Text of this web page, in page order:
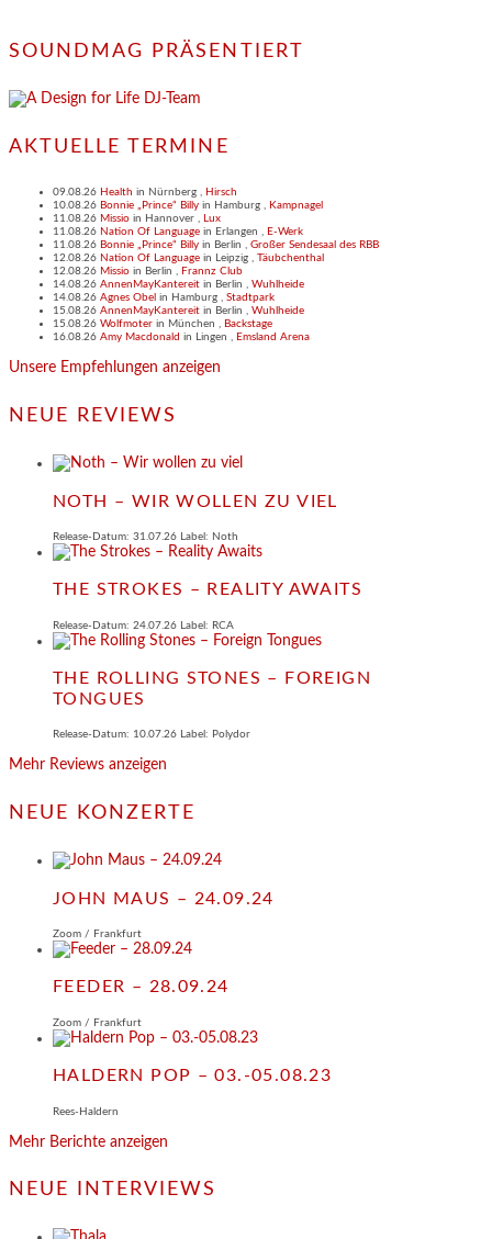
SOUNDMAG PRÄSENTIERT
AKTUELLE TERMINE
09.08.26 Health in Nürnberg , Hirsch
10.08.26 Bonnie „Prince“ Billy in Hamburg , Kampnagel
11.08.26 Missio in Hannover , Lux
11.08.26 Nation Of Language in Erlangen , E-Werk
11.08.26 Bonnie „Prince“ Billy in Berlin , Großer Sendesaal des RBB
12.08.26 Nation Of Language in Leipzig , Täubchenthal
12.08.26 Missio in Berlin , Frannz Club
14.08.26 AnnenMayKantereit in Berlin , Wuhlheide
14.08.26 Agnes Obel in Hamburg , Stadtpark
15.08.26 AnnenMayKantereit in Berlin , Wuhlheide
15.08.26 Wolfmoter in München , Backstage
16.08.26 Amy Macdonald in Lingen , Emsland Arena
Unsere Empfehlungen anzeigen
NEUE REVIEWS
NOTH – WIR WOLLEN ZU VIEL
Release-Datum: 31.07.26 Label: Noth
THE STROKES – REALITY AWAITS
Release-Datum: 24.07.26 Label: RCA
THE ROLLING STONES – FOREIGN
TONGUES
Release-Datum: 10.07.26 Label: Polydor
Mehr Reviews anzeigen
NEUE KONZERTE
JOHN MAUS – 24.09.24
Zoom / Frankfurt
FEEDER – 28.09.24
Zoom / Frankfurt
HALDERN POP – 03.-05.08.23
Rees-Haldern
Mehr Berichte anzeigen
NEUE INTERVIEWS